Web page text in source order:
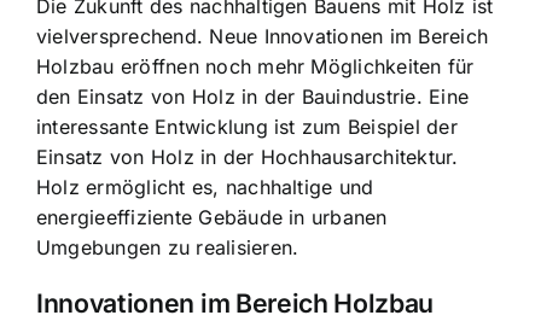
Die Zukunft des nachhaltigen Bauens mit Holz ist
vielversprechend. Neue Innovationen im Bereich
Holzbau eröffnen noch mehr Möglichkeiten für
den Einsatz von Holz in der Bauindustrie. Eine
interessante Entwicklung ist zum Beispiel der
Einsatz von Holz in der Hochhausarchitektur.
Holz ermöglicht es, nachhaltige und
energieeffiziente Gebäude in urbanen
Umgebungen zu realisieren.
Innovationen im Bereich Holzbau